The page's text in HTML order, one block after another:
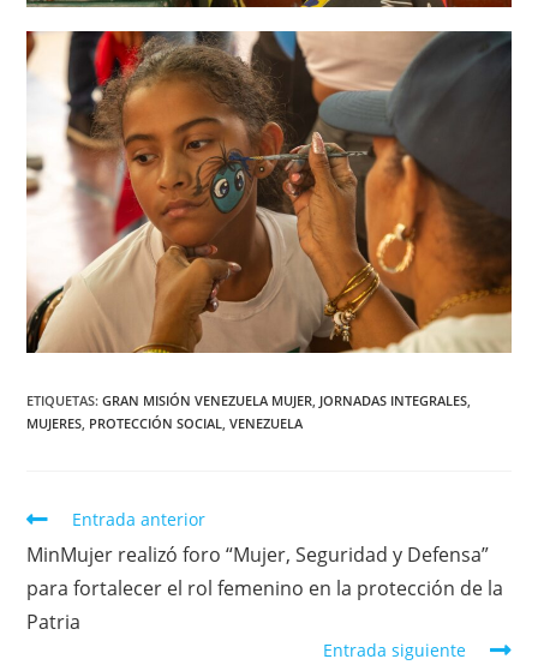
ETIQUETAS:GRAN MISIÓN VENEZUELA MUJER, JORNADAS INTEGRALES,
MUJERES, PROTECCIÓN SOCIAL, VENEZUELA
Entrada anterior
MinMujer realizó foro “Mujer, Seguridad y Defensa”
para fortalecer el rol femenino en la protección de la
Patria
Entrada siguiente